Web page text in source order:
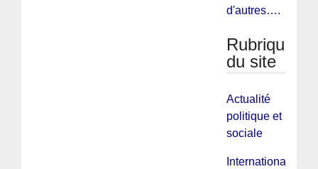
d'autres….
Rubriques
du site
Actualité
politique et
sociale
International